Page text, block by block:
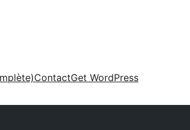
ContactGet WordPress